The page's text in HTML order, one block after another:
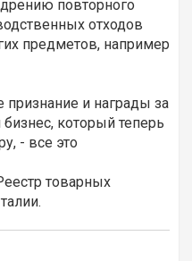
повторного
отходов
предметов, например
и награды за
который теперь
- все это
товарных